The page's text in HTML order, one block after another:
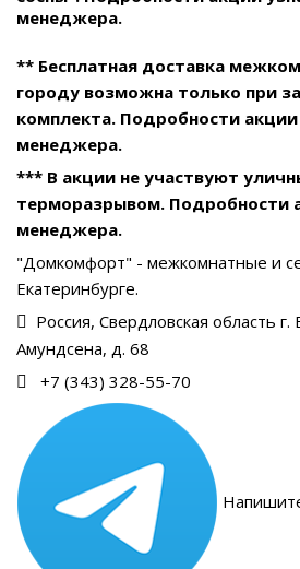
менеджера.
** Бесплатная доставка
городу возможна только при
комплекта. Подробности акции
менеджера.
*** В акции не участвуют
терморазрывом. Подробности
менеджера.
"Домкомфорт" - межкомнатные и
Екатеринбурге.
Россия, Свердловская область г.
Амундсена, д. 68
+7 (343) 328-55-70